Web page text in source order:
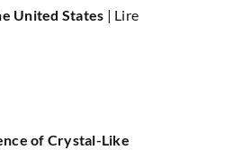
United States | Lire
of Crystal-Like